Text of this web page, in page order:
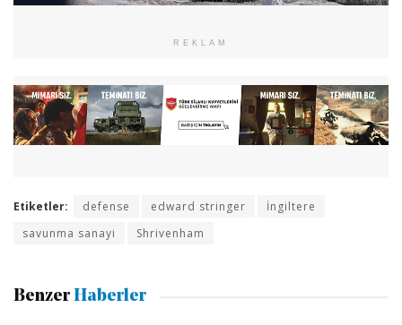
REKLAM
Etiketler: defense edward stringer
İngiltere
savunma sanayi
Shrivenham
Benzer Haberler